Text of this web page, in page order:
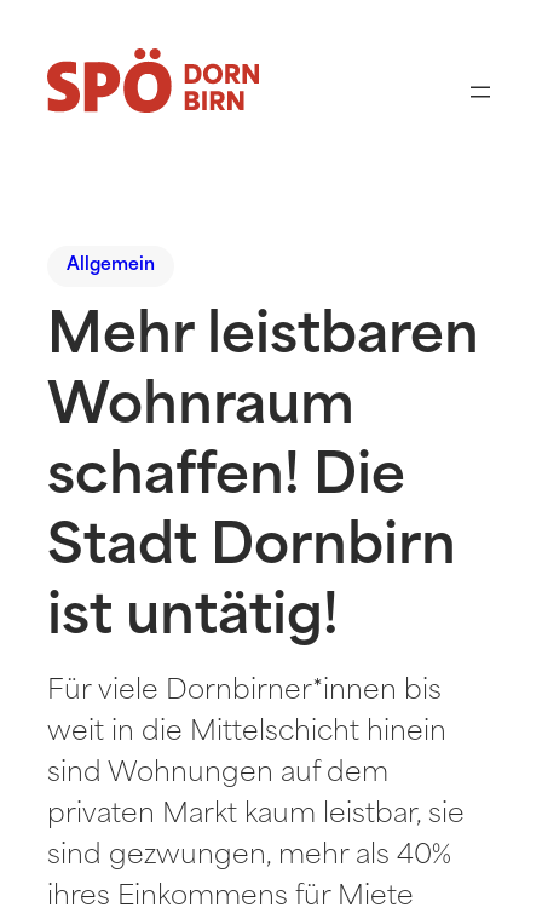
Allgemein
Mehr leistbaren
Wohnraum
schaffen! Die
Stadt Dornbirn
ist untätig!
Für viele Dornbirner*innen bis
weit in die Mittelschicht hinein
sind Wohnungen auf dem
privaten Markt kaum leistbar, sie
sind gezwungen, mehr als 40%
ihres Einkommens für Miete